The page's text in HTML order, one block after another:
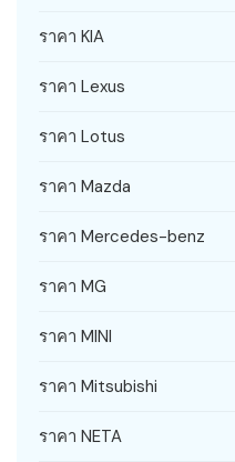
ราคา KIA
ราคา Lexus
ราคา Lotus
ราคา Mazda
ราคา Mercedes-benz
ราคา MG
ราคา MINI
ราคา Mitsubishi
ราคา NETA